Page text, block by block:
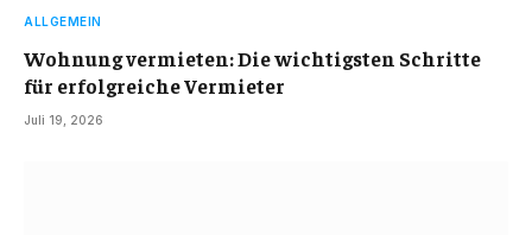
ALLGEMEIN
Wohnung vermieten: Die wichtigsten Schritte
für erfolgreiche Vermieter
Juli 19, 2026